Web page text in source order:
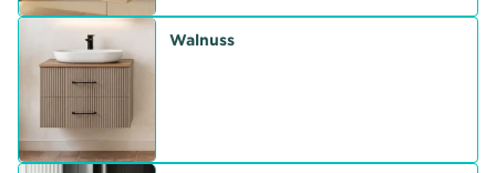
Walnuss